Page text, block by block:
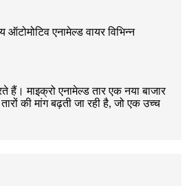
एनामेल्ड वायर विभिन्न
माइक्रो एनामेल्ड तार एक नया बाजार
की मांग बढ़ती जा रही है, जो एक उच्च